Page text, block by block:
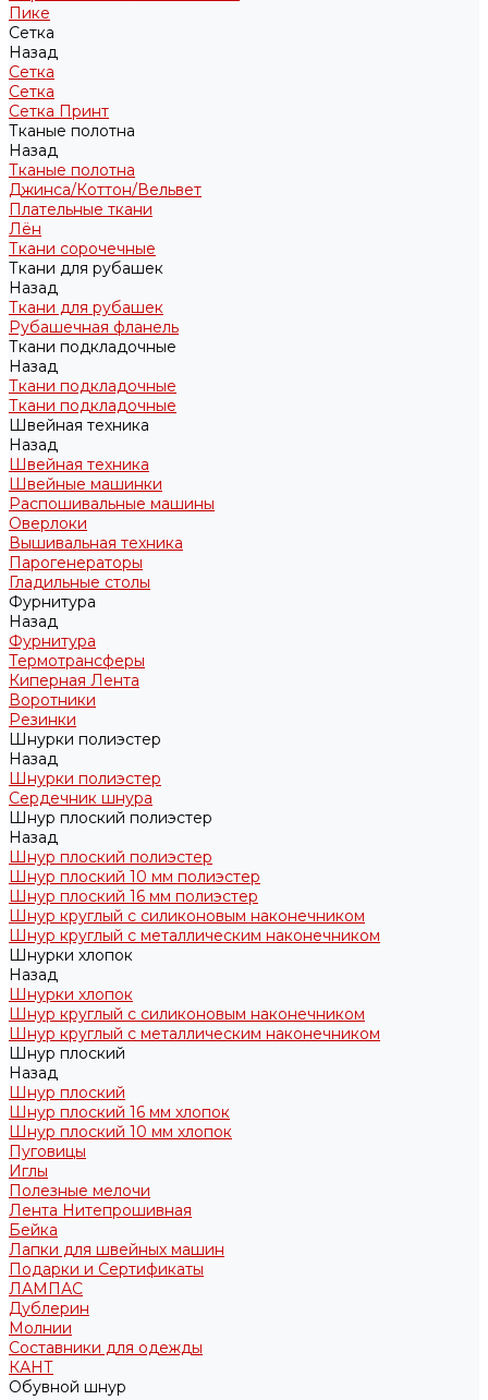
Пике
Сетка
Назад
Сетка
Сетка
Сетка Принт
Тканые полотна
Назад
Тканые полотна
Джинса/Коттон/Вельвет
Плательные ткани
Лён
Ткани сорочечные
Ткани для рубашек
Назад
Ткани для рубашек
Рубашечная фланель
Ткани подкладочные
Назад
Ткани подкладочные
Ткани подкладочные
Швейная техника
Назад
Швейная техника
Швейные машинки
Распошивальные машины
Оверлоки
Вышивальная техника
Парогенераторы
Гладильные столы
Фурнитура
Назад
Фурнитура
Термотрансферы
Киперная Лента
Воротники
Резинки
Шнурки полиэстер
Назад
Шнурки полиэстер
Сердечник шнура
Шнур плоский полиэстер
Назад
Шнур плоский полиэстер
Шнур плоский 10 мм полиэстер
Шнур плоский 16 мм полиэстер
Шнур круглый с силиконовым наконечником
Шнур круглый с металлическим наконечником
Шнурки хлопок
Назад
Шнурки хлопок
Шнур круглый с силиконовым наконечником
Шнур круглый с металлическим наконечником
Шнур плоский
Назад
Шнур плоский
Шнур плоский 16 мм хлопок
Шнур плоский 10 мм хлопок
Пуговицы
Иглы
Полезные мелочи
Лента Нитепрошивная
Бейка
Лапки для швейных машин
Подарки и Сертификаты
ЛАМПАС
Дублерин
Молнии
Составники для одежды
КАНТ
Обувной шнур